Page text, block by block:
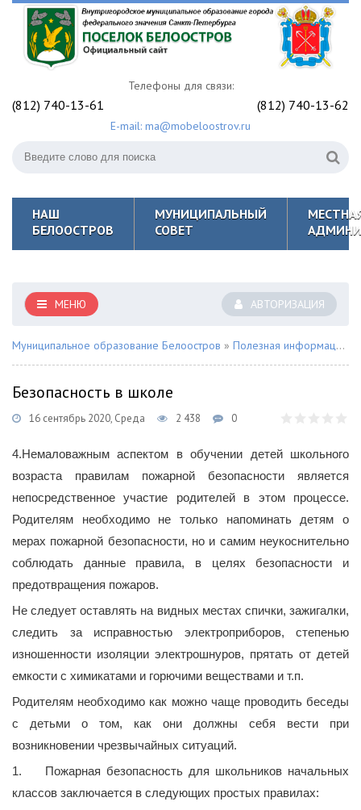
Телефоны для связи:
(812) 740-13-61 (812) 740-13-62
E-mail: ma@mobeloostrov.ru
НАШ
БЕЛООСТРОВ
МУНИЦИПАЛЬНЫЙ
СОВЕТ
АВТОРИЗАЦИЯ
МЕНЮ
Муниципальное образование Белоостров » Полезная информация для жителей
Безопасность в школе
16 сентябрь 2020, Среда 2 438 0
4.Немаловажным аспектом в обучении детей школьного
возраста правилам пожарной безопасности является
непосредственное участие родителей в этом процессе.
Родителям необходимо не только напоминать детям о
мерах пожарной безопасности, но и самим неукоснительно
соблюдать данные правила, в целях безопасности и
предотвращения пожаров.
Не следует оставлять на видных местах спички, зажигалки,
следить за исправностью электроприборов, степенью
изношенности изоляции электрошнуров, прятать от детей
емкости с химикатами и горючими веществами и т.п.
Родителям необходимо как можно чаще проводить беседы
с детьми о том, как они должны себя вести при
возникновении чрезвычайных ситуаций.
1. Пожарная безопасность для школьников начальных
классов заключается в следующих простых правилах: